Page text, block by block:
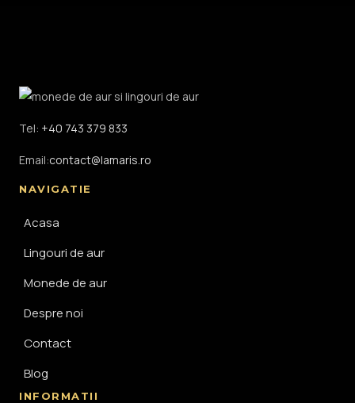
Tel: +40 743 379 833
Email:contact@lamaris.ro
NAVIGATIE
Acasa
Lingouri de aur
Monede de aur
Despre noi
Contact
Blog
INFORMATII